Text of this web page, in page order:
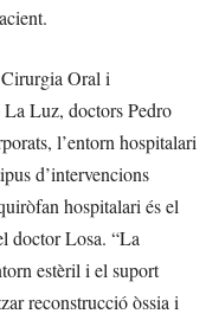
Cirurgia Oral i
Luz, doctors Pedro
l’entorn hospitalari
d’intervencions
hospitalari és el
doctor Losa. “La
estèril i el suport
reconstrucció òssia i